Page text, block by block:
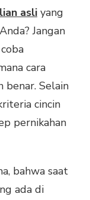
asli yang
Jangan
cara
benar. Selain
cincin
pernikahan
bahwa saat
ada di